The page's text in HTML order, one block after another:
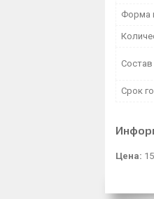
Форма
Состав
Срок
Цена: